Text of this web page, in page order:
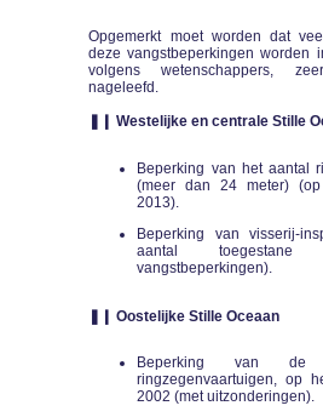
Opgemerkt moet worden dat
deze vangstbeperkingen worden
volgens wetenschappers,
nageleefd.
❚❙ Westelijke en centrale Stille
Beperking van het aantal
(meer dan 24 meter)
2013).
Beperking van visserij-
aantal
vangstbeperkingen).
❚❙ Oostelijke Stille Oceaan
Beperking van de
ringzegenvaartuigen, op
2002 (met uitzonderingen).